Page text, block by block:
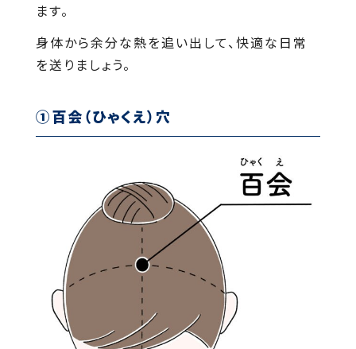
ます。
身体から余分な熱を追い出して、快適な日常
を送りましょう。
①百会（ひゃくえ）穴